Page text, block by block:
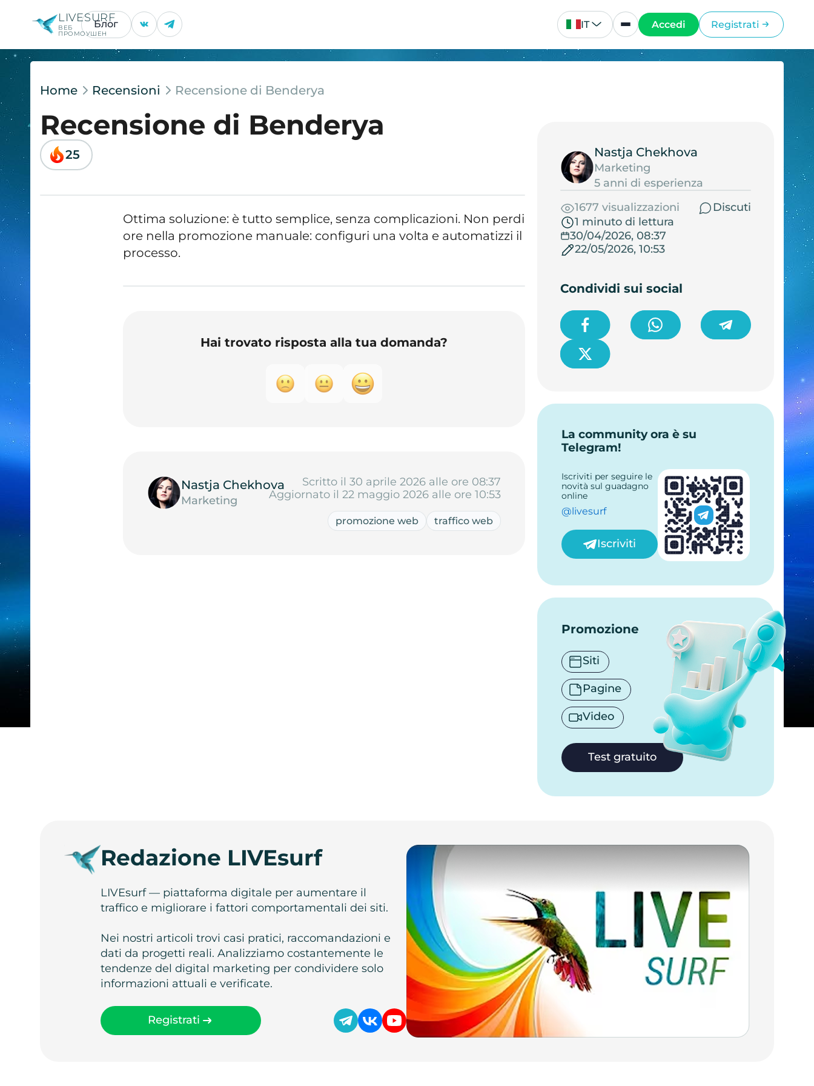
LIVESURF
ВЕБ
ПРОМОУШЕН
Блог IT Accedi Registrati
Home Recensioni Recensione di Benderya
Recensione di Benderya
25
Ottima soluzione: è tutto semplice, senza complicazioni. Non perdi
ore nella promozione manuale: configuri una volta e automatizzi il
processo.
Hai trovato risposta alla tua domanda?
Nastja Chekhova
Marketing
Scritto il 30 aprile 2026 alle ore 08:37
Aggiornato il 22 maggio 2026 alle ore 10:53
promozione web traffico web
Nastja Chekhova
Marketing
5 anni di esperienza
1677 visualizzazioni
Discuti
1 minuto di lettura
30/04/2026, 08:37
22/05/2026, 10:53
Condividi sui social
La community ora è su
Telegram!
Iscriviti per seguire le
novità sul guadagno
online
@livesurf
Iscriviti
Promozione
Siti
Pagine
Video
Test gratuito
Redazione LIVEsurf
LIVEsurf — piattaforma digitale per aumentare il
traffico e migliorare i fattori comportamentali dei siti.
Nei nostri articoli trovi casi pratici, raccomandazioni e
dati da progetti reali. Analizziamo costantemente le
tendenze del digital marketing per condividere solo
informazioni attuali e verificate.
Registrati